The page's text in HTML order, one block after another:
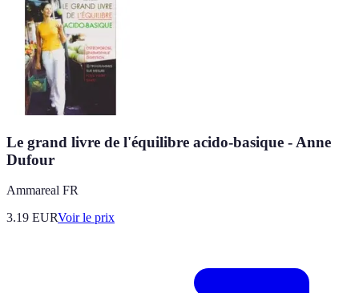
Le grand livre de l'équilibre acido-basique - Anne
Dufour
Ammareal FR
3.19 EURVoir le prix